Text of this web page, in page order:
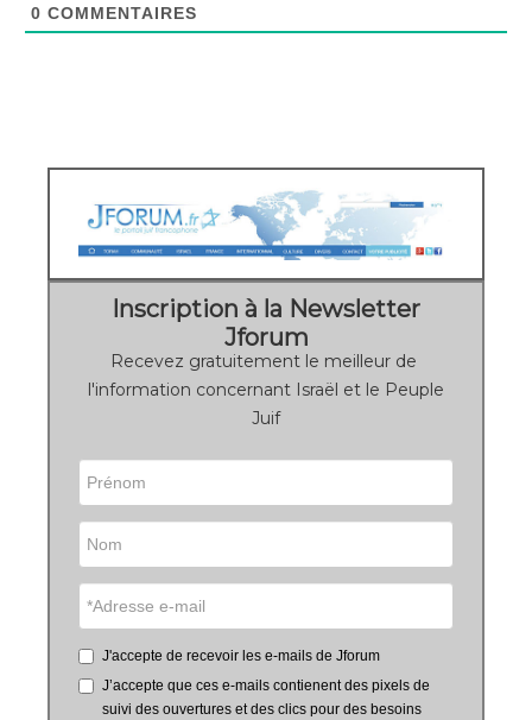
0 COMMENTAIRES
Inscription à la Newsletter
Jforum
Recevez gratuitement le meilleur de
l'information concernant Israël et le Peuple
Juif
J'accepte de recevoir les e-mails de Jforum
J’accepte que ces e-mails contienent des pixels de
suivi des ouvertures et des clics pour des besoins